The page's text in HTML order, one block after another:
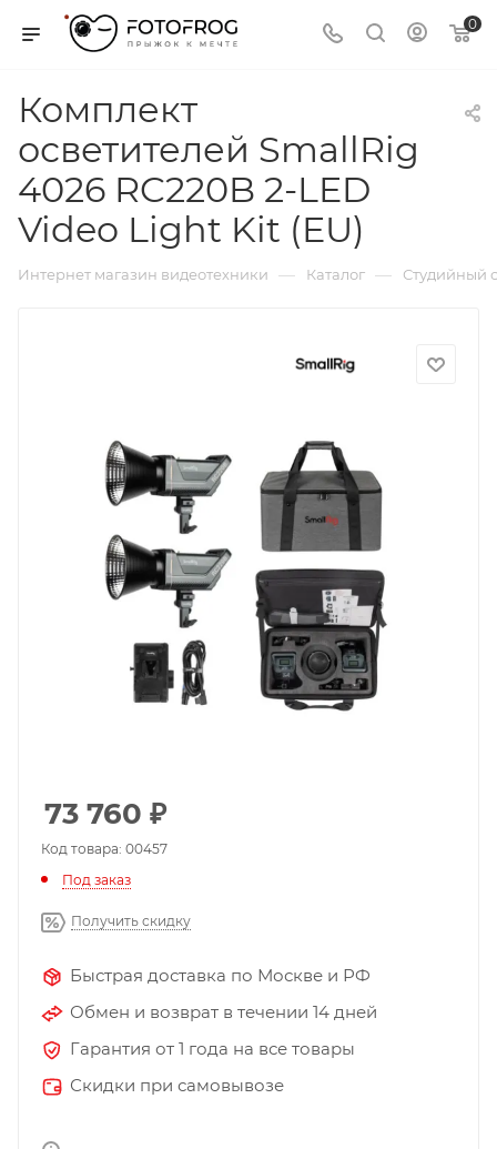
0
Комплект
осветителей SmallRig
4026 RC220B 2-LED
Video Light Kit (EU)
Интернет магазин видеотехники — Каталог — Студийный
73 760 ₽
Код товара: 00457
Под заказ
Получить скидку
Быстрая доставка по Москве и РФ
Обмен и возврат в течении 14 дней
Гарантия от 1 года на все товары
Скидки при самовывозе